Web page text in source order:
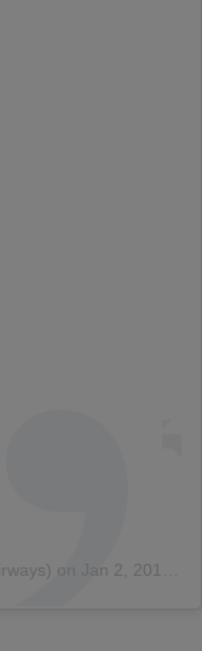
on Jan 2, 2016 at 8:49am PST